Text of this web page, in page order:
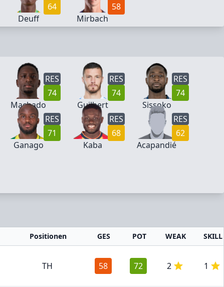
64
Deuff
58
Mirbach
RES
74
Machado
RES
74
Guilbert
RES
74
Sissoko
RES
71
Ganago
RES
68
Kaba
RES
62
Acapandié
Positionen GES POT WEAK SKILL
TH 58 72 2 1